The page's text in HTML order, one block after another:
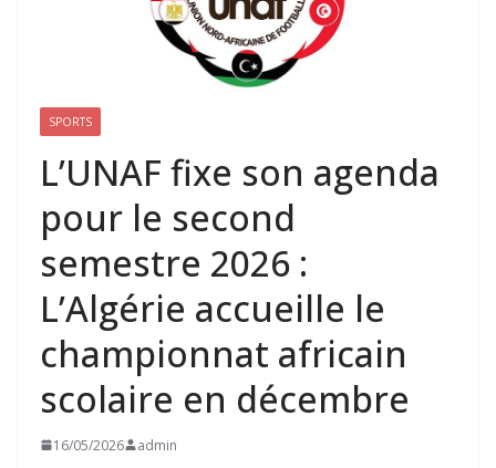
SPORTS
L’UNAF fixe son agenda
pour le second
semestre 2026 :
L’Algérie accueille le
championnat africain
scolaire en décembre
16/05/2026 admin